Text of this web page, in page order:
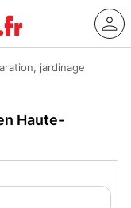
jardinage
Haute-